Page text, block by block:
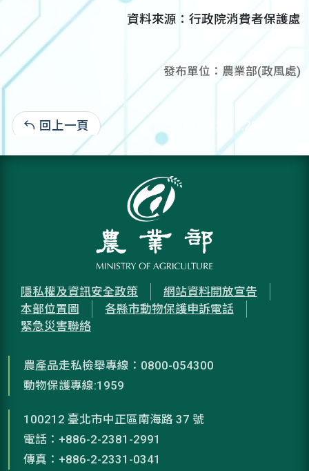
資料來源：行政院消費者保護處
發布單位：農業部(政風處)
回上一頁 112-12-11:289
隱私權及資訊安全政策
網站資料開放宣告
本部位置圖
各縣市動物保護申訴電話
緊急災害聯絡
農產品走私檢舉專線：0800-054300
動物保護專線:1959
100212 臺北市中正區南海路 37 號
電話：+886-2-2381-2991
傳真：+886-2-2331-0341